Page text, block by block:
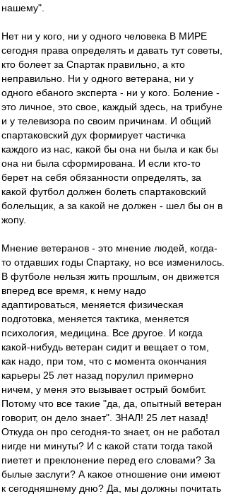
нашему".
Нет ни у кого, ни у одного человека В МИРЕ
сегодня права определять и давать тут советы,
кто болеет за Спартак правильно, а кто
неправильно. Ни у одного ветерана, ни у
одного ебаного эксперта - ни у кого. Боление -
это личное, это свое, каждый здесь, на трибуне
и у телевизора по своим причинам. И общий
спартаковский дух формирует частичка
каждого из нас, какой бы она ни была и как бы
она ни была сформирована. И если кто-то
берет на себя обязанности определять, за
какой футбол должен болеть спартаковский
болельщик, а за какой не должен - шел бы он в
жопу.
Мнение ветеранов - это мнение людей, когда-
то отдавших годы Спартаку, но все изменилось.
В футболе нельзя жить прошлым, он движется
вперед все время, к нему надо
адаптироваться, меняется физическая
подготовка, меняется тактика, меняется
психология, медицина. Все другое. И когда
какой-нибудь ветеран сидит и вещает о том,
как надо, при том, что с момента окончания
карьеры 25 лет назад порулил примерно
ничем, у меня это вызывает острый бомбит.
Потому что все такие "да, да, опытный ветеран
говорит, он дело знает". ЗНАЛ! 25 лет назад!
Откуда он про сегодня-то знает, он не работал
нигде ни минуты? И с какой стати тогда такой
пиетет и преклонение перед его словами? За
былые заслуги? А какое отношение они имеют
к сегодняшнему дню? Да, мы должны почитать